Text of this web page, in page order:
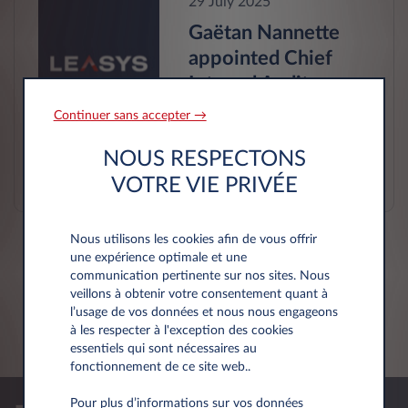
Gaëtan Nannette
appointed Chief
Internal Audit
Officer of Leasys
1sur6
Continuer sans accepter →
NOUS RESPECTONS
VOTRE VIE PRIVÉE
Nous utilisons les cookies afin de vous offrir
une expérience optimale et une
communication pertinente sur nos sites. Nous
veillons à obtenir votre consentement quant à
l’usage de vos données et nous nous engageons
à les respecter à l'exception des cookies
essentiels qui sont nécessaires au
fonctionnement de ce site web..
Pour plus d’informations sur vos données